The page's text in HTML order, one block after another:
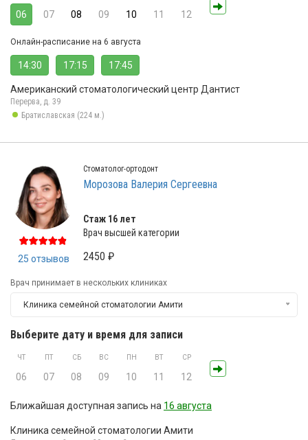
06 07 08 09 10 11 12
Онлайн-расписание на 6 августа
14:30 17:15 17:45
Американский стоматологический центр Дантист
Перерва, д. 39
Братиславская (224 м.)
25 отзывов
Стоматолог-ортодонт
Морозова Валерия Сергеевна
Стаж 16 лет
Врач высшей категории
2450 ₽
Врач принимает в нескольких клиниках
Клиника семейной стоматологии Амити
Выберите дату и время для записи
ЧТ
06
ПТ
07
СБ
08
ВС
09
ПН
10
ВТ
11
СР
12
Ближайшая доступная запись на 16 августа
Клиника семейной стоматологии Амити